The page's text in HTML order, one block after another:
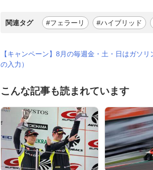
関連タグ #フェラーリ #ハイブリッド
【キャンペーン】8月の毎週金・土・日はガソ
の入力）
こんな記事も読まれています